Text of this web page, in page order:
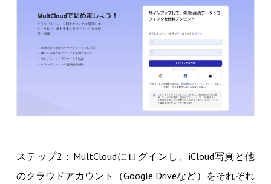
ステップ2：MultCloudにログインし、iCloud写真と他
のクラウドアカウント（Google Driveなど）をそれぞれ